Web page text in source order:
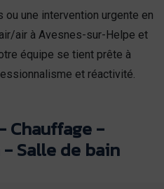
une intervention urgente en
air à Avesnes-sur-Helpe et
équipe se tient prête à
et réactivité.
Chauffage -
Salle de bain